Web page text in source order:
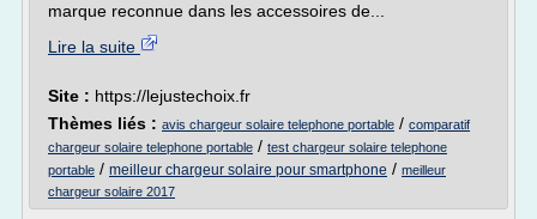
marque reconnue dans les accessoires de...
Lire la suite
Site : https://lejustechoix.fr
Thèmes liés : avis chargeur solaire telephone portable / comparatif
chargeur solaire telephone portable / test chargeur solaire telephone
portable / meilleur chargeur solaire pour smartphone / meilleur
chargeur solaire 2017